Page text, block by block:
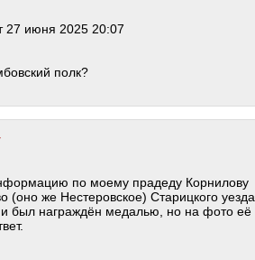
27 июня 2025 20:07
полк?
по моему прадеду Корнилову
же Нестеровское) Старицкого уезда,
был награждён медалью, но на фото её